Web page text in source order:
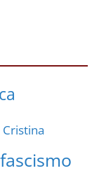
Cristina
fascismo